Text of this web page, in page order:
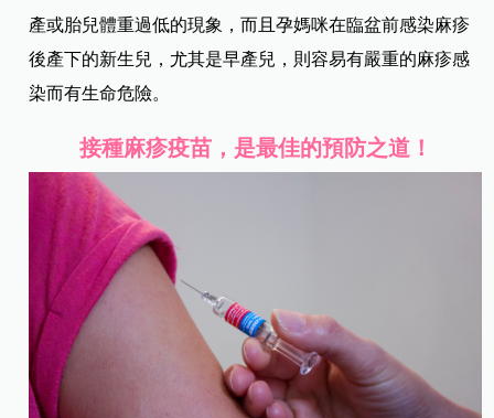
產或胎兒體重過低的現象，而且孕媽咪在臨盆前感染麻疹
後產下的新生兒，尤其是早產兒，則容易有嚴重的麻疹感
染而有生命危險。
接種麻疹疫苗，是最佳的預防之道！